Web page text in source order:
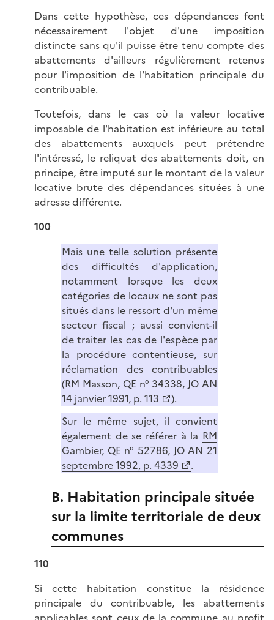
Dans cette hypothèse, ces dépendances font
nécessairement l'objet d'une imposition
distincte sans qu'il puisse être tenu compte des
abattements d'ailleurs régulièrement retenus
pour l'imposition de l'habitation principale du
contribuable.
Toutefois, dans le cas où la valeur locative
imposable de l'habitation est inférieure au total
des abattements auxquels peut prétendre
l'intéressé, le reliquat des abattements doit, en
principe, être imputé sur le montant de la valeur
locative brute des dépendances situées à une
adresse différente.
100
Mais une telle solution présente
des difficultés d'application,
notamment lorsque les deux
catégories de locaux ne sont pas
situés dans le ressort d'un même
secteur fiscal ; aussi convient-il
de traiter les cas de l'espèce par
la procédure contentieuse, sur
réclamation des contribuables
(RM Masson, QE n° 34338, JO AN
14 janvier 1991, p. 113
).
Sur le même sujet, il convient
également de se référer à la RM
Gambier, QE n° 52786, JO AN 21
septembre 1992, p. 4339
.
B. Habitation principale située
sur la limite territoriale de deux
communes
110
Si cette habitation constitue la résidence
principale du contribuable, les abattements